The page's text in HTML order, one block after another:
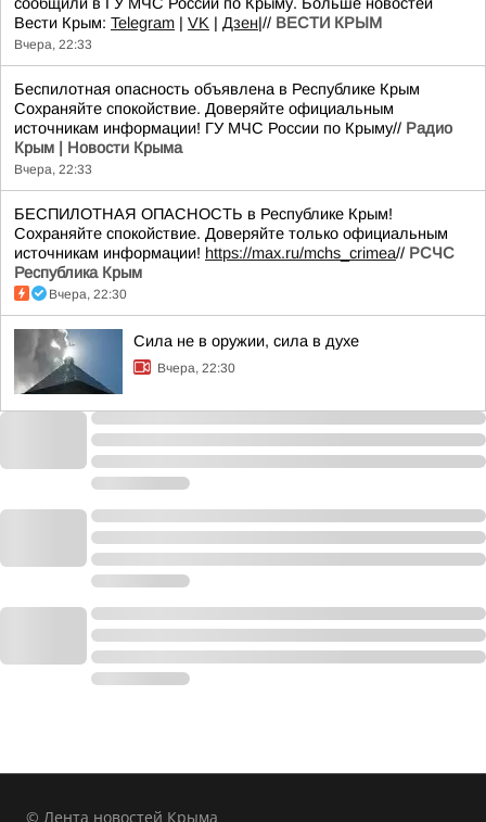
Вести Крым: Telegram | VK | Дзен|// ВЕСТИ КРЫМ
Вчера, 22:33
Беспилотная опасность объявлена в Республике Крым
Сохраняйте спокойствие. Доверяйте официальным
источникам информации! ГУ МЧС России по Крыму// Радио
Крым | Новости Крыма
Вчера, 22:33
БЕСПИЛОТНАЯ ОПАСНОСТЬ в Республике Крым!
Сохраняйте спокойствие. Доверяйте только официальным
источникам информации! https://max.ru/mchs_crimea// РСЧС
Республика Крым
Вчера, 22:30
Сила не в оружии, сила в духе
Вчера, 22:30
© Лента новостей Крыма